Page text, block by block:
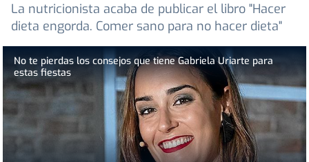
La nutricionista acaba de publicar el libro "Hacer
dieta engorda. Comer sano para no hacer dieta"
No te pierdas los consejos que tiene Gabriela Uriarte para
estas fiestas